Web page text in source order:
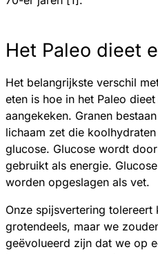
Het Paleo dieet
Het belangrijkste verschil
eten is hoe in het Paleo
aangekeken. Granen
lichaam zet die
glucose. Glucose wordt
gebruikt als energie.
worden opgeslagen als vet.
Onze spijsvertering
grotendeels, maar we
geëvolueerd zijn dat we op